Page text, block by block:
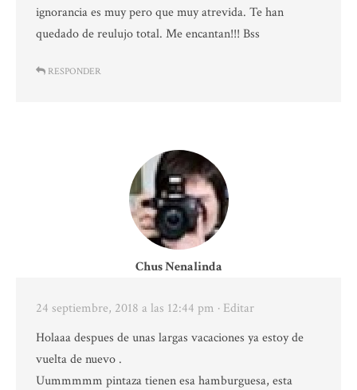
ignorancia es muy pero que muy atrevida. Te han
quedado de reulujo total. Me encantan!!! Bss
RESPONDER
Chus Nenalinda
24 septiembre, 2018 a las 12:44 pm · Editar
Holaaa despues de unas largas vacaciones ya estoy de
vuelta de nuevo .
Uummmmm pintaza tienen esa hamburguesa, esta